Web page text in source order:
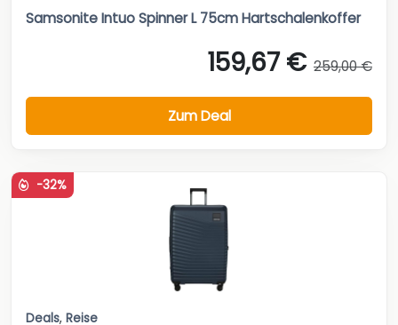
Samsonite Intuo Spinner L 75cm Hartschalenkoffer
159,67 € 259,00 €
Zum Deal
-32%
Deals, Reise